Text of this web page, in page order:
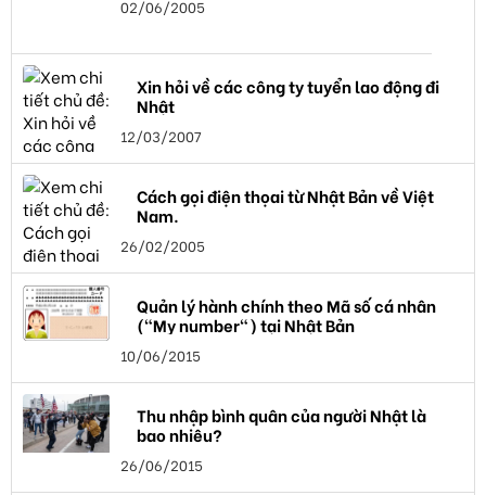
02/06/2005
Xin hỏi về các công ty tuyển lao động đi
Nhật
12/03/2007
Cách gọi điện thọai từ Nhật Bản về Việt
Nam.
26/02/2005
Quản lý hành chính theo Mã số cá nhân
("My number") tại Nhật Bản
10/06/2015
Thu nhập bình quân của người Nhật là
bao nhiêu?
26/06/2015